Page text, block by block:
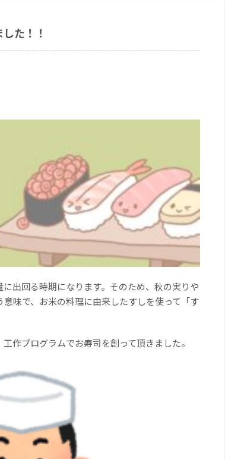
た！！
出回る時期になります。そのため、秋の実りや
味で、お米の料理に由来したすしを使って「す
作プログラムでお寿司を創って頂きました。